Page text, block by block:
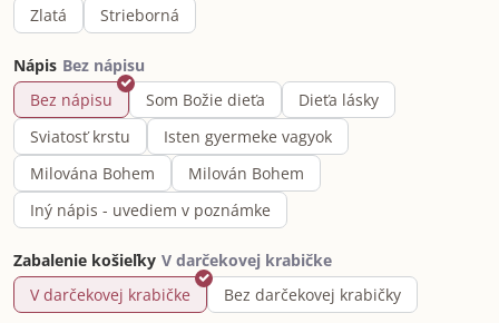
Zlatá
Strieborná
Nápis
Bez nápisu
Som Božie dieťa
Dieťa lásky
Sviatosť krstu
Isten gyermeke vagyok
Milována Bohem
Milován Bohem
Iný nápis - uvediem v poznámke
Zabalenie košieľky
V darčekovej krabičke
Bez darčekovej krabičky